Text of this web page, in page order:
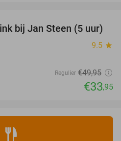
32%
bij Jan Steen (5 uur)
9.5 star
Regulier €49,95
€33,95